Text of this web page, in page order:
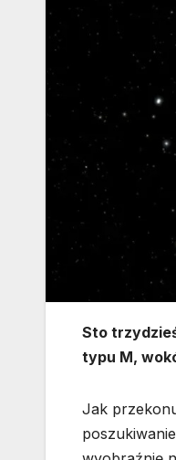
Sto
typu M,
Jak